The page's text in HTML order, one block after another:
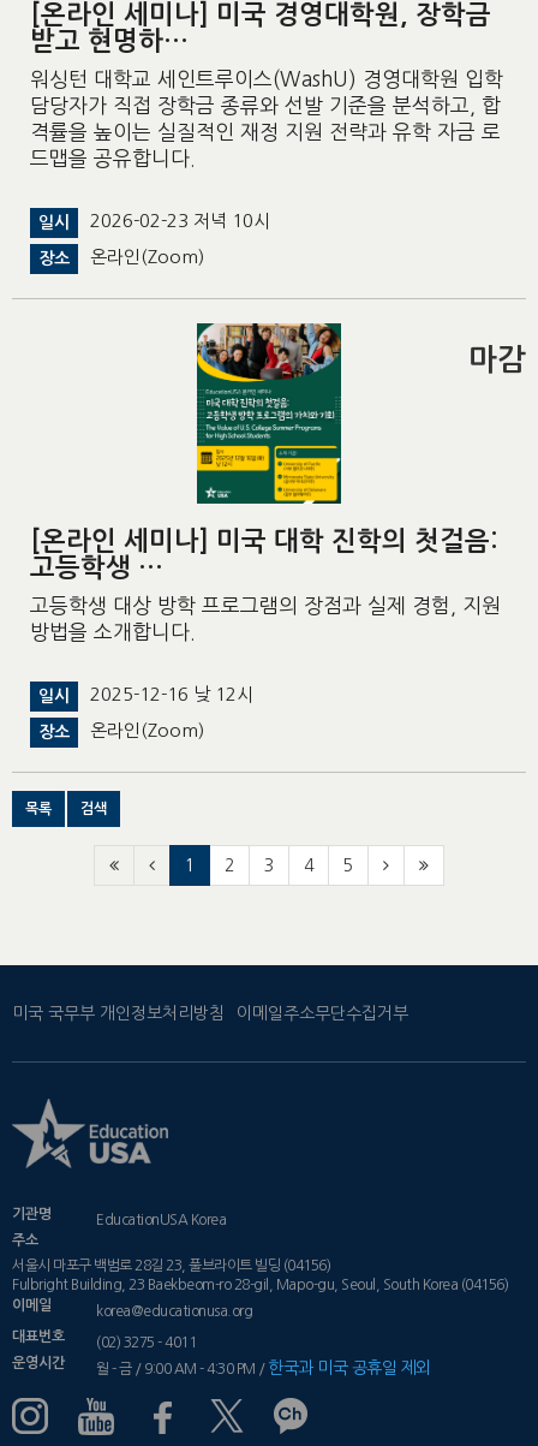
[온라인 세미나] 미국 경영대학원, 장학금
받고 현명하…
워싱턴 대학교 세인트루이스(WashU) 경영대학원 입학
담당자가 직접 장학금 종류와 선발 기준을 분석하고, 합
격률을 높이는 실질적인 재정 지원 전략과 유학 자금 로
드맵을 공유합니다.
일시 2026-02-23 저녁 10시
장소 온라인(Zoom)
[온라인 세미나] 미국 대학 진학의 첫걸음:
고등학생 …
고등학생 대상 방학 프로그램의 장점과 실제 경험, 지원
방법을 소개합니다.
일시 2025-12-16 낮 12시
장소 온라인(Zoom)
마감
목록 검색
1 2 3 4 5
미국 국무부 개인정보처리방침 이메일주소무단수집거부
기관명
EducationUSA Korea
주소
서울시 마포구 백범로 28길 23, 풀브라이트 빌딩 (04156)
Fulbright Building, 23 Baekbeom-ro 28-gil, Mapo-gu, Seoul, South Korea (04156)
이메일
korea@educationusa.org
대표번호
(02) 3275 - 4011
운영시간
월 - 금 / 9:00 AM - 4:30 PM / 한국과 미국 공휴일 제외